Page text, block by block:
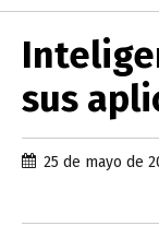
sus
25 de mayo de